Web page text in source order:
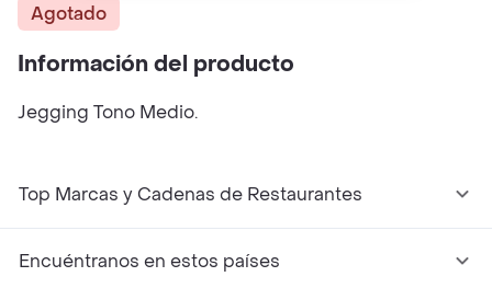
Agotado
Información del producto
Jegging Tono Medio.
Top Marcas y Cadenas de Restaurantes
Encuéntranos en estos países